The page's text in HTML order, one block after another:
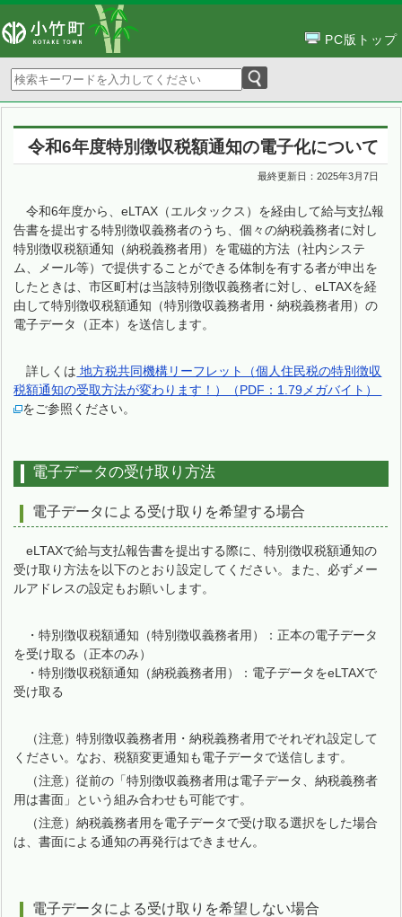
PC版トップ
令和6年度特別徴収税額通知の電子化について
最終更新日：2025年3月7日
令和6年度から、eLTAX（エルタックス）を経由して給与支払報
告書を提出する特別徴収義務者のうち、個々の納税義務者に対し
特別徴収税額通知（納税義務者用）を電磁的方法（社内システ
ム、メール等）で提供することができる体制を有する者が申出を
したときは、市区町村は当該特別徴収義務者に対し、eLTAXを経
由して特別徴収税額通知（特別徴収義務者用・納税義務者用）の
電子データ（正本）を送信します。
詳しくは 地方税共同機構リーフレット（個人住民税の特別徴収
税額通知の受取方法が変わります！）（PDF：1.79メガバイト）
をご参照ください。
電子データの受け取り方法
電子データによる受け取りを希望する場合
eLTAXで給与支払報告書を提出する際に、特別徴収税額通知の
受け取り方法を以下のとおり設定してください。また、必ずメー
ルアドレスの設定もお願いします。
・特別徴収税額通知（特別徴収義務者用）：正本の電子データ
を受け取る（正本のみ）
・特別徴収税額通知（納税義務者用）：電子データをeLTAXで
受け取る
（注意）特別徴収義務者用・納税義務者用でそれぞれ設定して
ください。なお、税額変更通知も電子データで送信します。
（注意）従前の「特別徴収義務者用は電子データ、納税義務者
用は書面」という組み合わせも可能です。
（注意）納税義務者用を電子データで受け取る選択をした場合
は、書面による通知の再発行はできません。
電子データによる受け取りを希望しない場合